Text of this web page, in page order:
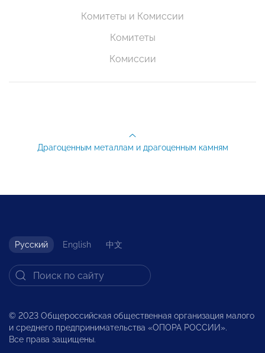
Комитеты и Комиссии
Комитеты
Комиссии
Драгоценным металлам и драгоценным камням
Русский English 中文
© 2023 Общероссийская общественная организация малого
и среднего предпринимательства «ОПОРА РОССИИ».
Все права защищены.